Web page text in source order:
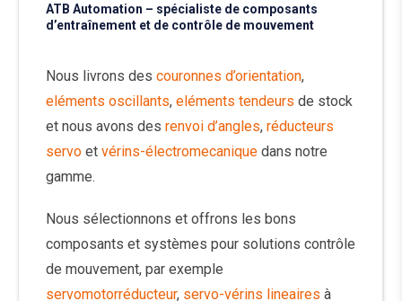
ATB Automation – spécialiste de composants
d’entraînement et de contrôle de mouvement
Nous livrons des couronnes d’orientation,
eléments oscillants, eléments tendeurs de stock
et nous avons des renvoi d’angles, réducteurs
servo et vérins-électromecanique dans notre
gamme.
Nous sélectionnons et offrons les bons
composants et systèmes pour solutions contrôle
de mouvement, par exemple
servomotorréducteur, servo-vérins lineaires à